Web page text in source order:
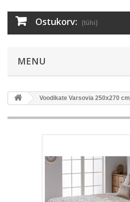
Ostukorv: (tühi)
MENU
Voodikate Varsovia 250x270 cm